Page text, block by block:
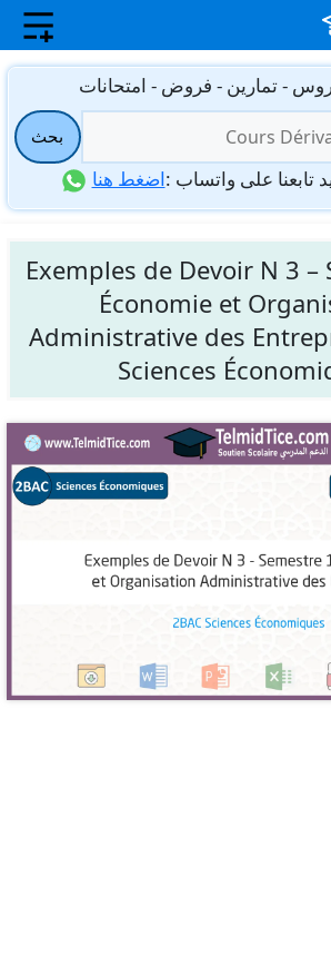
- تمارين - فروض - امتحانات
بحث
تابعنا على واتساب :اضغط هنا
Exemples de Devoir N 3 –
Économie et
Administrative des
Sciences